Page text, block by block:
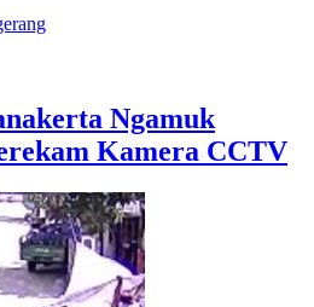
Ngamuk
Kamera CCTV